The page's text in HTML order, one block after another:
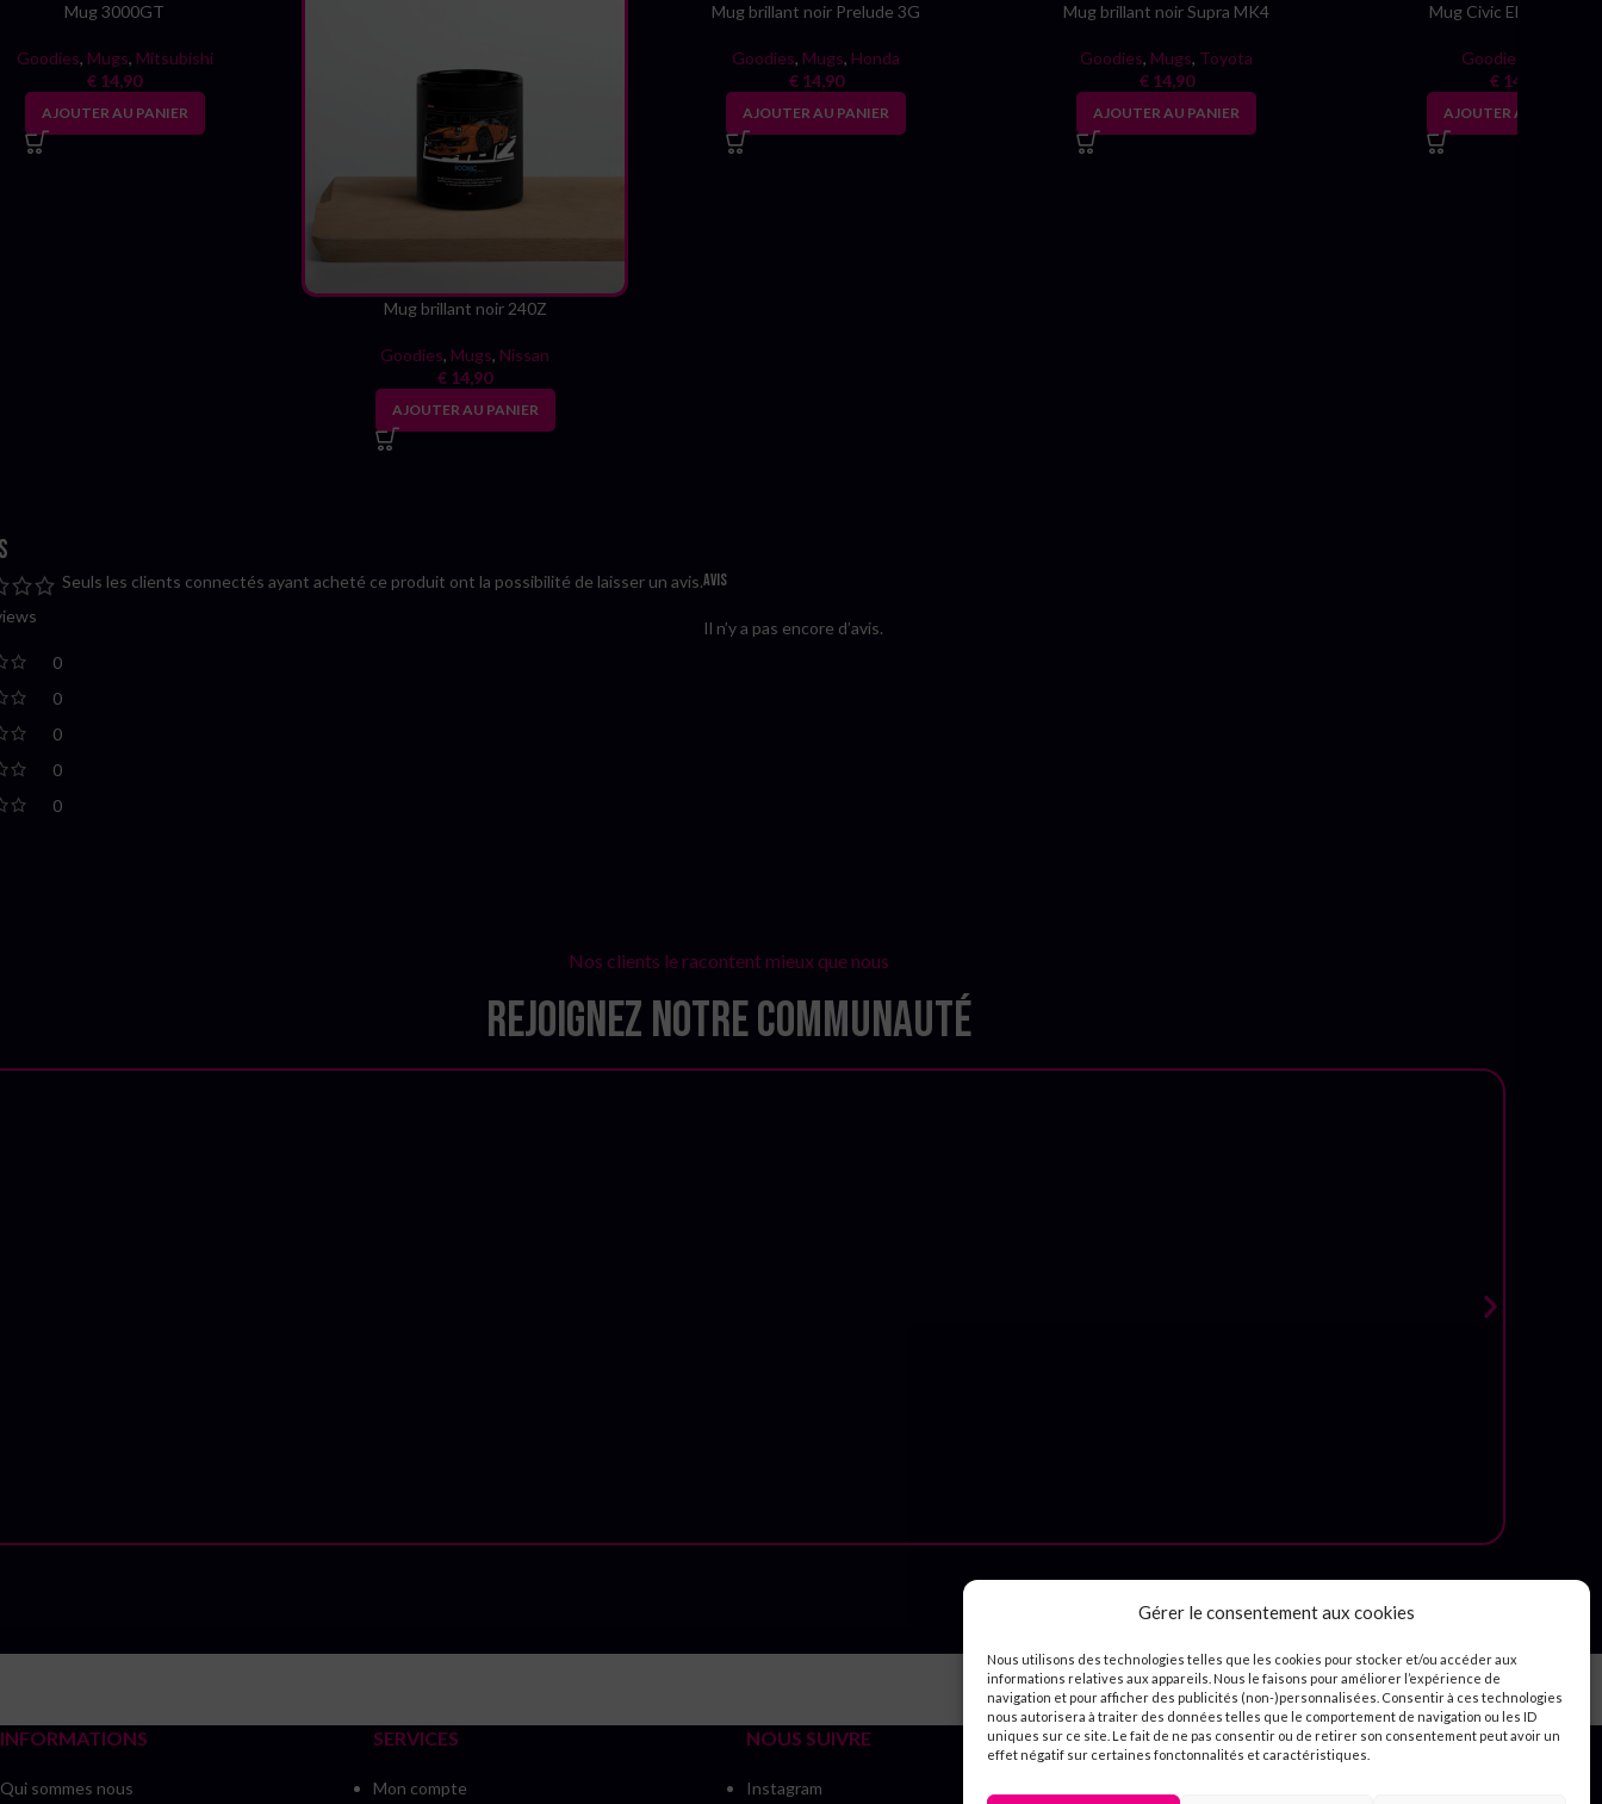
Gérer le consentement aux cookies
Nous utilisons des technologies telles que les cookies pour stocker et/ou accéder aux
informations relatives aux appareils. Nous le faisons pour améliorer l’expérience de
navigation et pour afficher des publicités (non-)personnalisées. Consentir à ces technologies
nous autorisera à traiter des données telles que le comportement de navigation ou les ID
uniques sur ce site. Le fait de ne pas consentir ou de retirer son consentement peut avoir un
effet négatif sur certaines fonctonnalités et caractéristiques.
Mug 3000GT
Goodies, Mugs, Mitsubishi
€ 14,90
AJOUTER AU PANIER
Mug brillant noir 240Z
Goodies, Mugs, Nissan
€ 14,90
AJOUTER AU PANIER
Mug brillant noir Prelude 3G
Goodies, Mugs, Honda
€14,90
AJOUTER AU PANIER
Mug brillant noir Supra MK4
Goodies, Mugs, Toyota
€14,90
AJOUTER AU PANIER
Mug Civic ED 4eme
Goodies
€14,90
AJOUTER AU PANIER
0
0
0
0
0
Avis
Il n’y a pas encore d’avis.
Seuls les clients connectés ayant acheté ce produit ont la possibilité de laisser un avis.
Nos clients le racontent mieux que nous
Rejoignez notre communauté
INFORMATIONS
Qui sommes nous
SERVICES
Mon compte
NOUS SUIVRE
Instagram